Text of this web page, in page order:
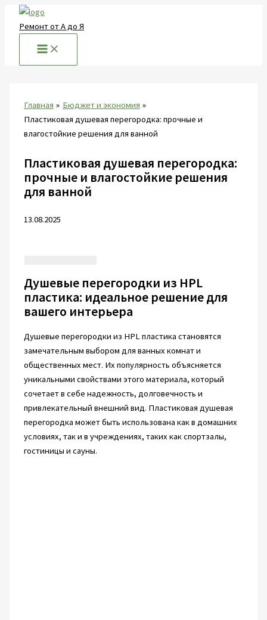
Перейти
Ремонт от А до Я
Главная
Бюджет и экономия
Пластиковая душевая перегородка: прочные и
влагостойкие решения для ванной
Пластиковая душевая перегородка:
прочные и влагостойкие решения
для ванной
13.08.2025
Душевые перегородки из HPL
пластика: идеальное решение для
вашего интерьера
Душевые перегородки из HPL пластика становятся
замечательным выбором для ванных комнат и
общественных мест. Их популярность объясняется
уникальными свойствами этого материала, который
сочетает в себе надежность, долговечность и
привлекательный внешний вид. Пластиковая душевая
перегородка может быть использована как в домашних
условиях, так и в учреждениях, таких как спортзалы,
гостиницы и сауны.